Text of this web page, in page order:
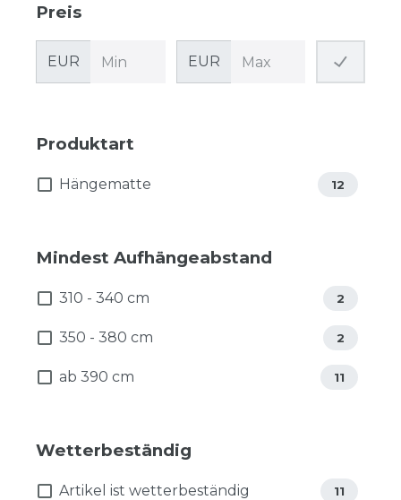
Preis
EUR EUR
Produktart
Hängematte 12
Mindest Aufhängeabstand
310 - 340 cm 2
350 - 380 cm 2
ab 390 cm 11
Wetterbeständig
Artikel ist wetterbeständig 11